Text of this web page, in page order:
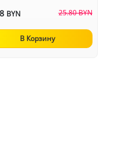
BYN 25.80 BYN
В Корзину